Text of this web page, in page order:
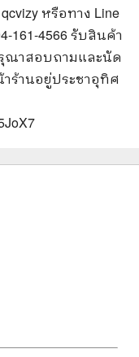
หรือทาง Line
161-4566 รับสินค้า
รุณาสอบถามและนัด
ร้านอยู่ประชาอุทิศ